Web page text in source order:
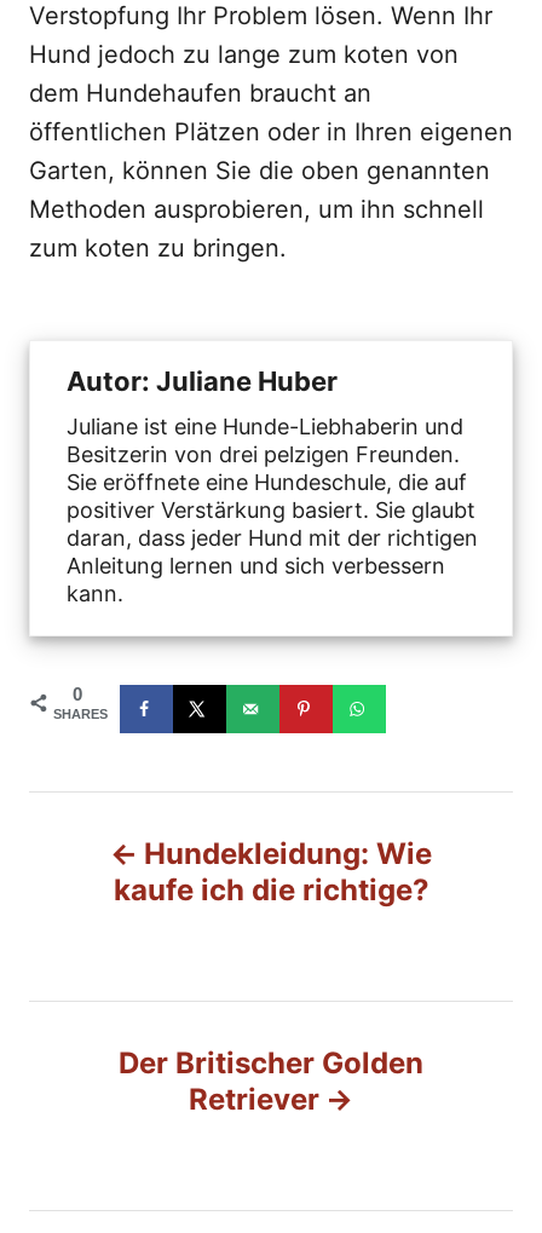
Verstopfung Ihr Problem lösen. Wenn Ihr
Hund jedoch zu lange zum koten von
dem Hundehaufen braucht an
öffentlichen Plätzen oder in Ihren eigenen
Garten, können Sie die oben genannten
Methoden ausprobieren, um ihn schnell
zum koten zu bringen.
Autor: Juliane Huber
Juliane ist eine Hunde-Liebhaberin und
Besitzerin von drei pelzigen Freunden.
Sie eröffnete eine Hundeschule, die auf
positiver Verstärkung basiert. Sie glaubt
daran, dass jeder Hund mit der richtigen
Anleitung lernen und sich verbessern
kann.
0
SHARES
t
Hundekleidung: Wie
kaufe ich die richtige?
Der Britischer Golden
Retriever